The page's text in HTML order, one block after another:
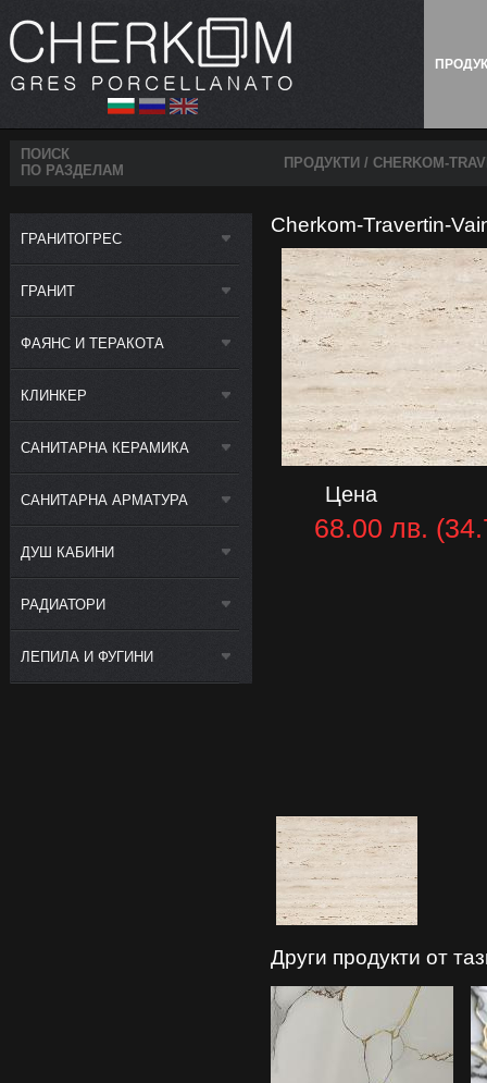
ПОИСК
ПО РАЗДЕЛАМ
ПРОДУКТИ / CHERKOM-
ГРАНИТОГРЕС
ГРАНИТ
ФАЯНС И ТЕРАКОТА
КЛИНКЕР
САНИТАРНА КЕРАМИКА
САНИТАРНА АРМАТУРА
ДУШ КАБИНИ
РАДИАТОРИ
ЛЕПИЛА И ФУГИНИ
Cherkom-Travertin-
Цена
68.00 лв.
Други продукти от